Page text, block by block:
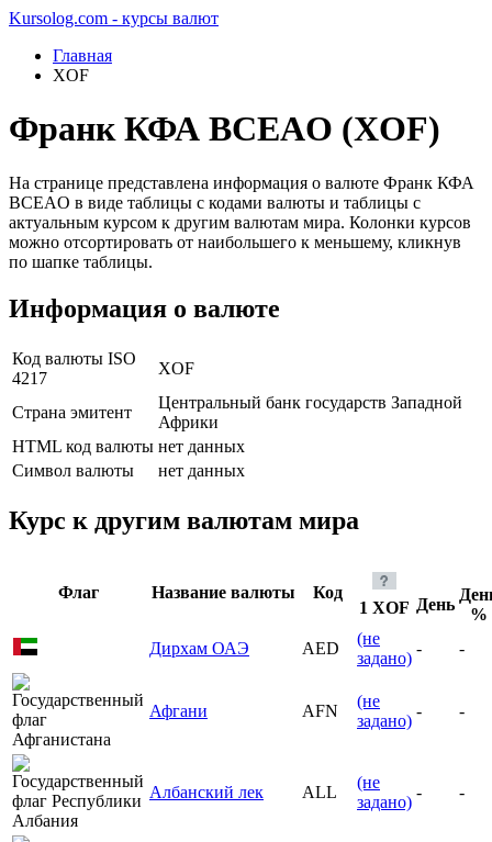
Kursolog.com - курсы валют
Главная
XOF
Франк КФА BCEAO (XOF)
На странице представлена информация о валюте Франк КФА
BCEAO в виде таблицы с кодами валюты и таблицы с
актуальным курсом к другим валютам мира. Колонки курсов
можно отсортировать от наибольшего к меньшему, кликнув
по шапке таблицы.
Информация о валюте
Код валюты ISO
4217
XOF
Страна эмитент
Центральный банк государств Западной
Африки
HTML код валюты нет данных
Символ валюты
нет данных
Курс к другим валютам мира
Флаг Название валюты
Код
1 XOF День
%
Дирхам ОАЭ
AED
(не
задано)
- -
Афгани AFN
(не
задано)
- -
Албанский лек ALL
(не
задано)
- -